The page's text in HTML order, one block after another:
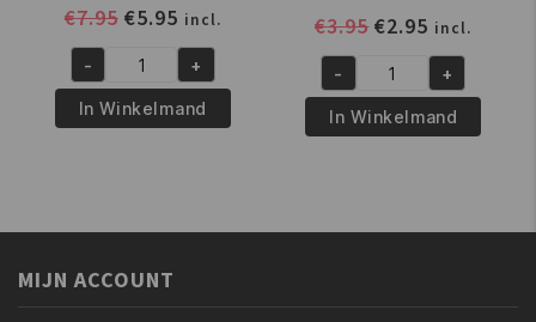
€7.95 Oorspronkelijke
was:
€7.95.
€5.95Huidige
prijs
is:
€5.95.
incl.
Denman
Be-
Bop
aantal
- +
In Winkelmand
€3.95
was:
€3.95.
€2.95 Huidige
prijs
is:
€2.95.
incl.
Salon
Pro
Hair
2oz
- +
In Winkelmand
MIJN ACCOUNT